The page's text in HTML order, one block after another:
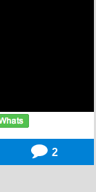
2